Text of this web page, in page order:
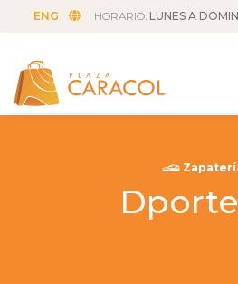
ENG HORARIO: LUNES A